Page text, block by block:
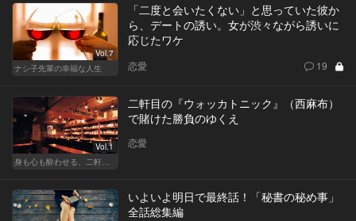
Vol.7
ナシ子先輩の幸福な人生
「二度と会いたくない」と思っていた彼か
ら、デートの誘い。女が渋々ながら誘いに
応じたワケ
恋愛 19
Vol.1
二軒目の『ウォッカトニック』（西麻布）
で賭けた勝負のゆくえ
恋愛
いよいよ明日で最終話！「秘書の秘め事」
全話総集編